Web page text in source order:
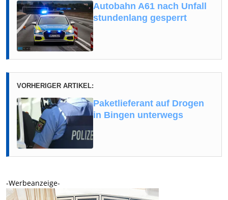
Autobahn A61 nach Unfall
stundenlang gesperrt
VORHERIGER ARTIKEL:
Paketlieferant auf Drogen
in Bingen unterwegs
-Werbeanzeige-